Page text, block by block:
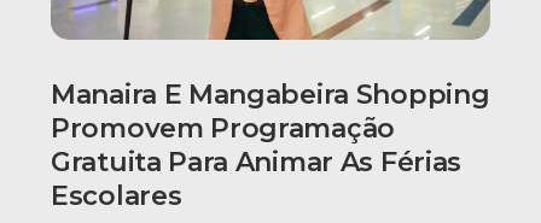
Manaira E Mangabeira Shopping
Promovem Programação
Gratuita Para Animar As Férias
Escolares